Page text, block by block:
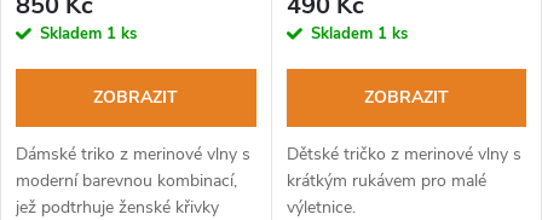
Skladem 1 ks
ZOBRAZIT
Dámské triko z merinové vlny s
moderní barevnou kombinací,
jež podtrhuje ženské křivky
Skladem 1 ks
ZOBRAZIT
Dětské tričko z merinové vlny s
krátkým rukávem pro malé
výletnice.